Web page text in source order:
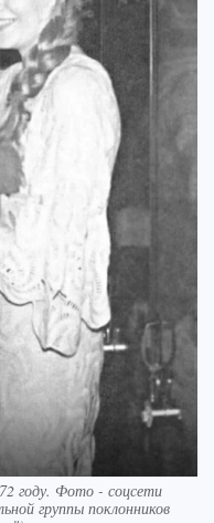
году. Фото - соцсети
группы поклонников